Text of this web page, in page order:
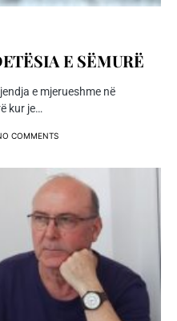
E SËMURË
e mjerueshme në
kur je…
COMMENTS